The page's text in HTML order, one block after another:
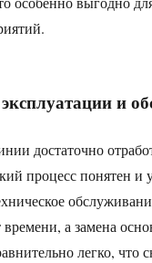
и
достаточно
процесс понятен и
времени, а замена
легко, что